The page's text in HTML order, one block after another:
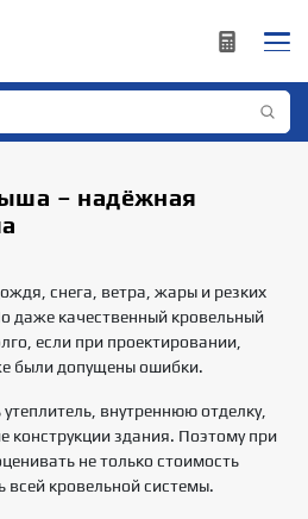
– надёжная
снега, ветра, жары и резких
даже качественный кровельный
если при проектировании,
были допущены ошибки.
внутреннюю отделку,
конструкции здания. Поэтому при
не только стоимость
всей кровельной системы.